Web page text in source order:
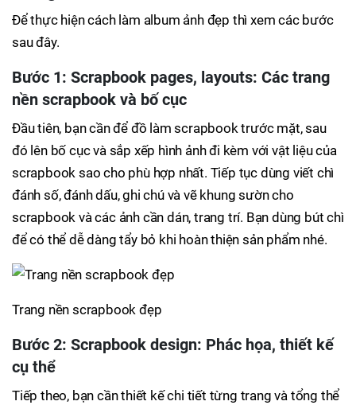
Để thực hiện cách làm album ảnh đẹp thì xem các bước
sau đây.
Bước 1: Scrapbook pages, layouts: Các trang
nền scrapbook và bố cục
Đầu tiên, bạn cần để đồ làm scrapbook trước mặt, sau
đó lên bố cục và sắp xếp hình ảnh đi kèm với vật liệu của
scrapbook sao cho phù hợp nhất. Tiếp tục dùng viết chì
đánh số, đánh dấu, ghi chú và vẽ khung sườn cho
scrapbook và các ảnh cần dán, trang trí. Bạn dùng bút chì
để có thể dễ dàng tẩy bỏ khi hoàn thiện sản phẩm nhé.
Trang nền scrapbook đẹp
Bước 2: Scrapbook design: Phác họa, thiết kế
cụ thể
Tiếp theo, bạn cần thiết kế chi tiết từng trang và tổng thể